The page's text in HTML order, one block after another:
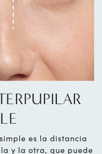
es la distancia
y la otra, que puede